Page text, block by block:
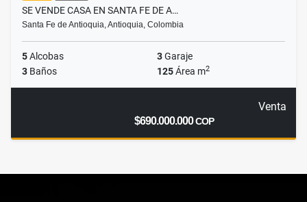
SE VENDE CASA EN SANTA FE DE A…
Santa Fe de Antioquia, Antioquia, Colombia
5Alcobas 3Garaje
3 Baños 125Área m2
Venta
$690.000.000COP